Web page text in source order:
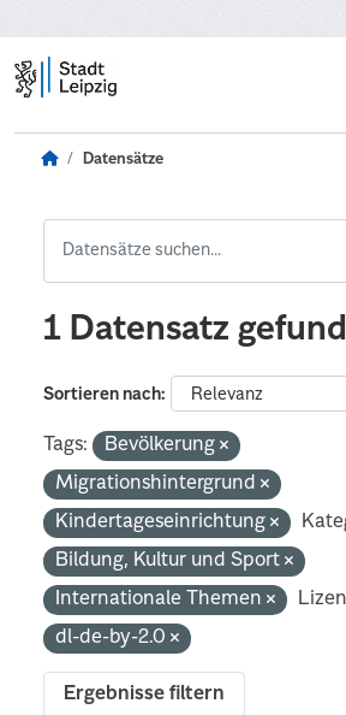
Datensätze
1 Datensatz
Sortieren nach
Tags:
Bevölkerung
Migrationshintergrund
Kindertageseinrichtung
Bildung, Kultur und Sport
Internationale Themen
dl-de-by-2.0
Ergebnisse filtern